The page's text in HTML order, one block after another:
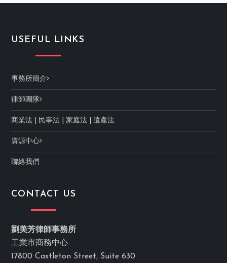
USEFUL LINKS
事務所簡介
律師團隊
商業法 民事法 |家庭法 |遺產法
資源中心
聯絡我們
CONTACT US
劉美芳律師事務所
工業市商務中心
17800 Castleton Street, Suite 630